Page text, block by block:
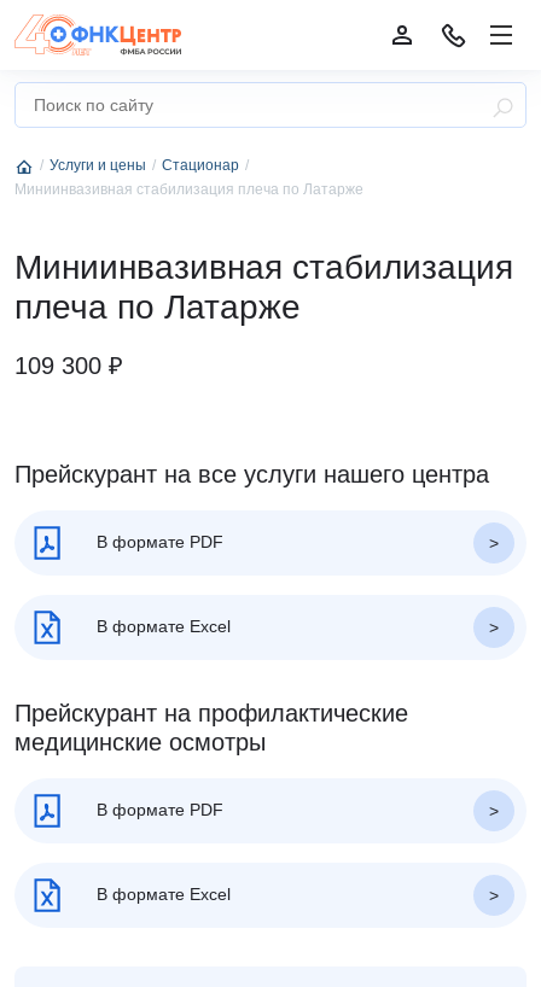
Услуги и цены
Стационар
Миниинвазивная стабилизация плеча по Латарже
Миниинвазивная стабилизация
плеча по Латарже
109 300 ₽
Прейскурант на все услуги нашего центра
В формате PDF
В формате Excel
Прейскурант на профилактические
медицинские осмотры
В формате PDF
В формате Excel